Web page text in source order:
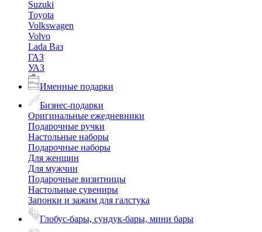
Suzuki
Toyota
Volkswagen
Volvo
Lada Ваз
ГАЗ
УАЗ
Именные подарки
Бизнес-подарки
Оригинальные ежедневники
Подарочные ручки
Настольные наборы
Подарочные наборы
Для женщин
Для мужчин
Подарочные визитницы
Настольные сувениры
Запонки и зажим для галстука
Глобус-бары, сундук-бары, мини бары